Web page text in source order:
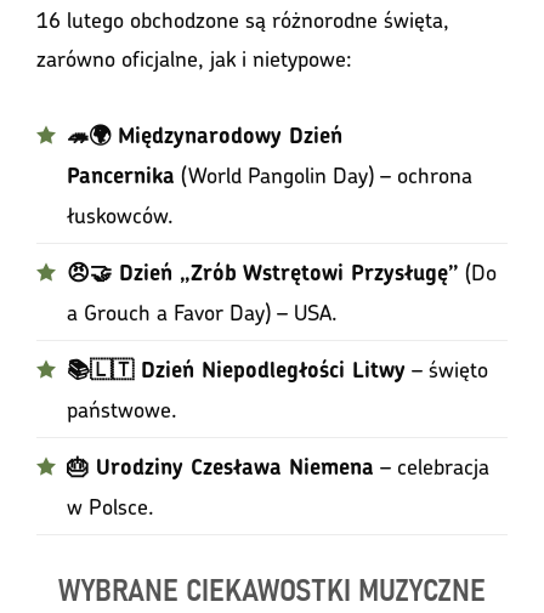
16 lutego obchodzone są różnorodne święta,
zarówno oficjalne, jak i nietypowe:
🦔🌍 Międzynarodowy Dzień
Pancernika (World Pangolin Day) – ochrona
łuskowców.
😠🤝 Dzień „Zrób Wstrętowi Przysługę” (Do
a Grouch a Favor Day) – USA.
📚🇱🇹 Dzień Niepodległości Litwy – święto
państwowe.
🎂 Urodziny Czesława Niemena – celebracja
w Polsce.
WYBRANE CIEKAWOSTKI MUZYCZNE